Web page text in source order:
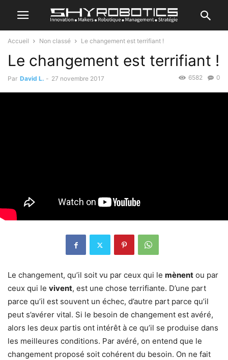
Accueil Non classé Le changement est terrifiant !
Le changement est terrifiant !
Par David L. - 27 novembre 2017 0
6582
Le changement, qu’il soit vu par ceux qui le mènent ou par
ceux qui le vivent, est une chose terrifiante. D’une part
parce qu’il est souvent un échec, d’autre part parce qu’il
peut s’avérer vital. Si le besoin de changement est avéré,
alors les deux partis ont intérêt à ce qu’il se produise dans
les meilleures conditions. Par avéré, on entend que le
changement proposé soit cohérent du besoin. On ne fait